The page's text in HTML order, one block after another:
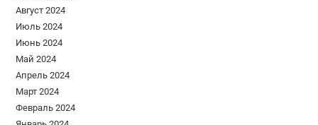
Август 2024
Июль 2024
Июнь 2024
Май 2024
Апрель 2024
Март 2024
Февраль 2024